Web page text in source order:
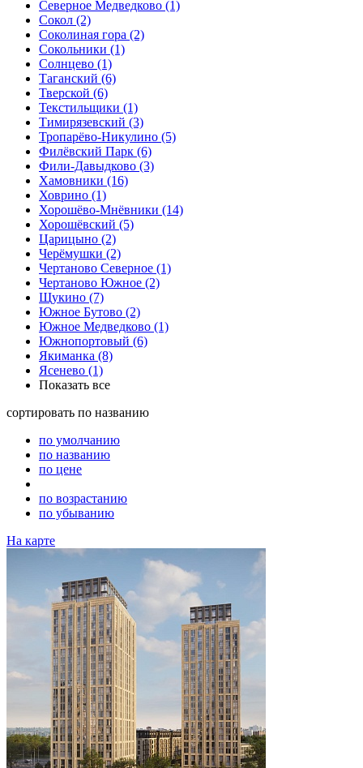
Северное Медведково (1)
Сокол (2)
Соколиная гора (2)
Сокольники (1)
Солнцево (1)
Таганский (6)
Тверской (6)
Текстильщики (1)
Тимирязевский (3)
Тропарёво-Никулино (5)
Филёвский Парк (6)
Фили-Давыдково (3)
Хамовники (16)
Ховрино (1)
Хорошёво-Мнёвники (14)
Хорошёвский (5)
Царицыно (2)
Черёмушки (2)
Чертаново Северное (1)
Чертаново Южное (2)
Щукино (7)
Южное Бутово (2)
Южное Медведково (1)
Южнопортовый (6)
Якиманка (8)
Ясенево (1)
Показать все
сортировать по названию
по умолчанию
по названию
по цене
по возрастанию
по убыванию
На карте